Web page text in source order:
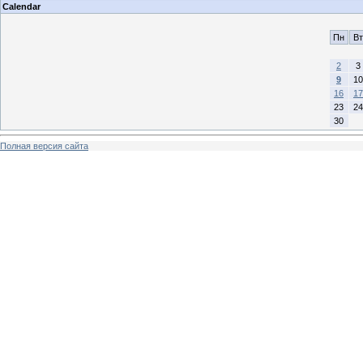
Calendar
Пн Вт
2
3
9
10
16
17
23
24
30
Полная версия сайта